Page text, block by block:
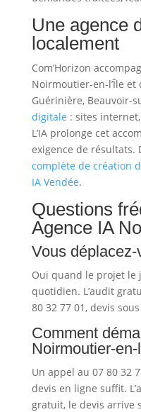
Une agence
localement
Com’Horizon
Noirmoutier-en-l’Île et
Guérinière, Beauvoir-
digitale : sites internet,
L’IA prolonge cet
exigence de résultats.
complète de création
IA Vendée.
Questions
Agence IA
Vous déplacez-
Oui quand le projet
quotidien. L’audit
80 32 77 01, devis
Comment
Noirmoutier-en-
Un appel au 07 80 32
devis en ligne suffit.
gratuit, le devis arrive